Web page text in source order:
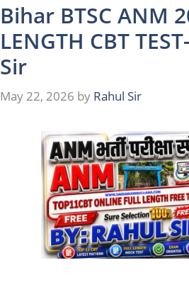
Bihar BTSC ANM
LENGTH CBT
Sir
May 22, 2026 by Rahul Sir